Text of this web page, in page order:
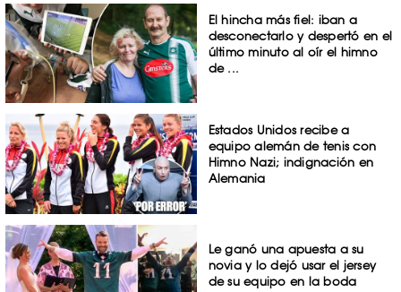
El hincha más fiel: iban a
desconectarlo y despertó en el
último minuto al oír el himno
de ...
Estados Unidos recibe a
equipo alemán de tenis con
Himno Nazi; indignación en
Alemania
Le ganó una apuesta a su
novia y lo dejó usar el jersey
de su equipo en la boda